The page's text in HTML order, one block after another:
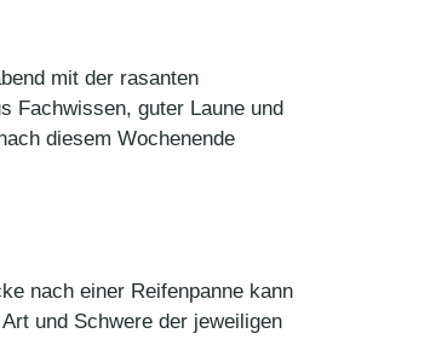
mit der rasanten
Fachwissen, guter Laune und
diesem Wochenende
nach einer Reifenpanne kann
und Schwere der jeweiligen